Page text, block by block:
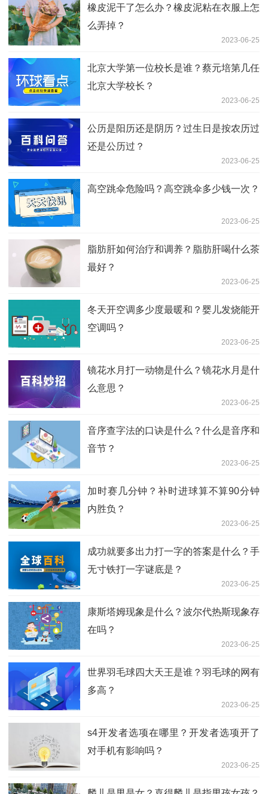
橡皮泥干了怎么办？橡皮泥粘在衣服上怎
么弄掉？
2023-06-25
北京大学第一位校长是谁？蔡元培第几任
北京大学校长？
2023-06-25
公历是阳历还是阴历？过生日是按农历过
还是公历过？
2023-06-25
高空跳伞危险吗？高空跳伞多少钱一次？
2023-06-25
脂肪肝如何治疗和调养？脂肪肝喝什么茶
最好？
2023-06-25
冬天开空调多少度最暖和？婴儿发烧能开
空调吗？
2023-06-25
镜花水月打一动物是什么？镜花水月是什
么意思？
2023-06-25
音序查字法的口诀是什么？什么是音序和
音节？
2023-06-25
加时赛几分钟？补时进球算不算90分钟
内胜负？
2023-06-25
成功就要多出力打一字的答案是什么？手
无寸铁打一字谜底是？
2023-06-25
康斯塔姆现象是什么？波尔代热斯现象存
在吗？
2023-06-25
世界羽毛球四大天王是谁？羽毛球的网有
多高？
2023-06-25
s4开发者选项在哪里？开发者选项开了
对手机有影响吗？
2023-06-25